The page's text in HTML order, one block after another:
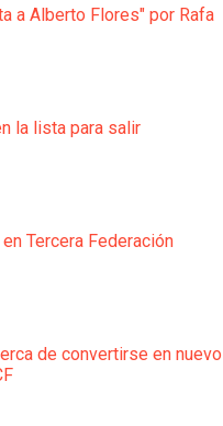
a Alberto Flores" por Rafa
la lista para salir
Tercera Federación
de convertirse en nuevo